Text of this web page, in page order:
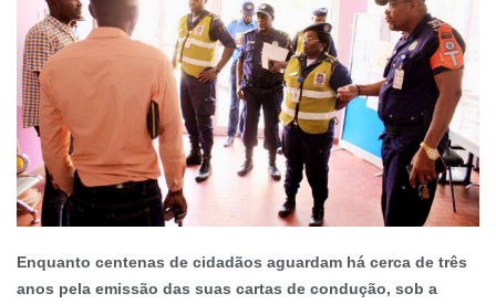
Enquanto centenas de cidadãos aguardam há cerca de três
anos pela emissão das suas cartas de condução, sob a